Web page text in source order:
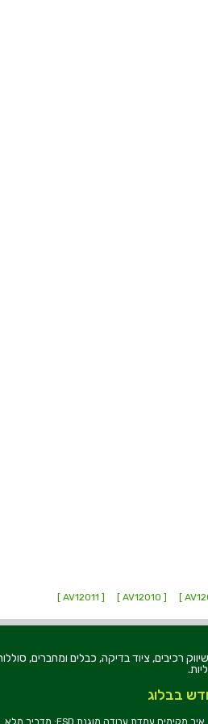
[ AV12010 ]
[ AV12011 ]
הינה מובילה ארצית בתחום יבוא ושיווק רכיבים, ציוד בדיקה,
בבלוג
איך מקימים עמדת עבודה מוגנת ESD: מדריך מלא